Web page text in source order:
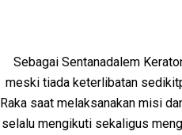
Sebagai Sentanadalem
meski tiada keterlibatan
Raka saat melaksanakan misi
selalu mengikuti sekaligus